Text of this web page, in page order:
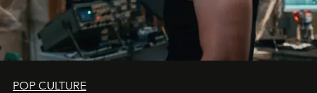
POP CULTURE